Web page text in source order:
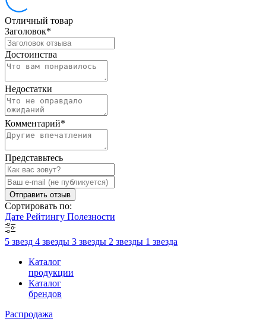
Отличный товар
Заголовок*
Достоинства
Недостатки
Комментарий*
Представьтесь
Отправить отзыв
Сортировать по:
Дате Рейтингу Полезности
5 звезд 4 звезды 3 звезды 2 звезды 1 звезда
Каталог
продукции
Каталог
брендов
Распродажа